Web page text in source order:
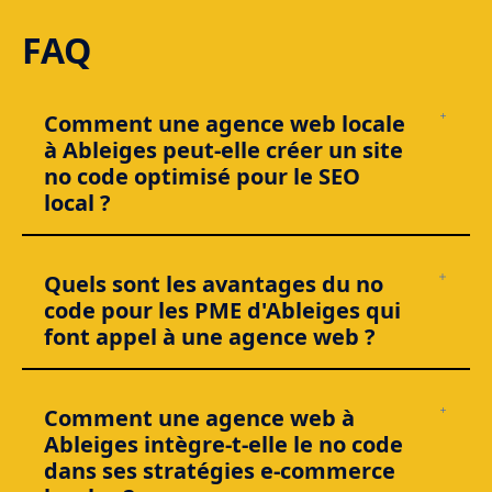
FAQ
Comment une agence web locale
à Ableiges peut-elle créer un site
no code optimisé pour le SEO
local ?
Ableiges”. ChezWeboorak, on construit un site no code
rapide (structure, maillage interne, contenus locaux), puis on
renforce les signaux SEO : pages services géolocalisées,
preuves (avis, réalisations), optimisation technique (Core Web
Vitals) et données structurées. Résultat : un site beauqui
Quels sont les avantages du no
code pour les PME d'Ableiges qui
font appel à une agence web ?
simples, coûts maîtrisés. AvecWeboorak, vous gardez la
main sur votre site (textes, photos, offres) et vous pouvez
lancer des pages dédiées à vos prestations en quelques
heures, pas en quelques semaines. Bonus : on connecte
Comment une agence web à
Ableiges intègre-t-elle le no code
dans ses stratégies e-commerce